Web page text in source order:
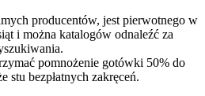
producentów, jest pierwotnego w
i można katalogów odnaleźć za
pomnożenie gotówki 50% do
stu bezpłatnych zakręceń.